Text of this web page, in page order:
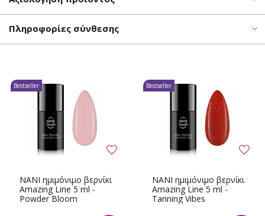
Πληροφορίες σύνθεσης
NANI ημιμόνιμο βερνίκι
Amazing Line 5 ml -
Powder Bloom
Bestseller
NANI ημιμόνιμο βερνίκι
Amazing Line 5 ml -
Tanning Vibes
Bestseller